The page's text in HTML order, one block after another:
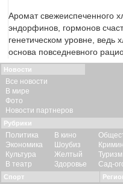
Аромат свежеиспеченного
эндорфинов, гормонов
генетическом уровне, ведь
основа повседневного
Новости
Все новости
В мире
Фото
Новости партнеров
Рубрики
Политика
Экономика
Культура
В театр
В кино
Шоубиз
Желтый
Здоровье
Туризм
Сад-
Спорт